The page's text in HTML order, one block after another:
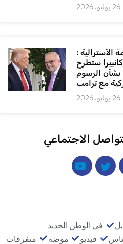
26 يوليو، 2026
الأسترالية :
كانبيرا ستطرح
بشأن الرسوم
مع ترامب
26 يوليو، 2026
الاجتماعي
في الوطن الجديد
فيديو موضه متفرقات